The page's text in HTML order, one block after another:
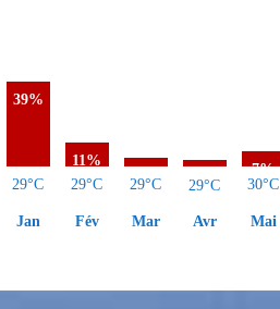
39%
29°C
Jan
11%
29°C
Fév
4%
29°C
Mar
0%
29°C
Avr
7%
30°C
Mai